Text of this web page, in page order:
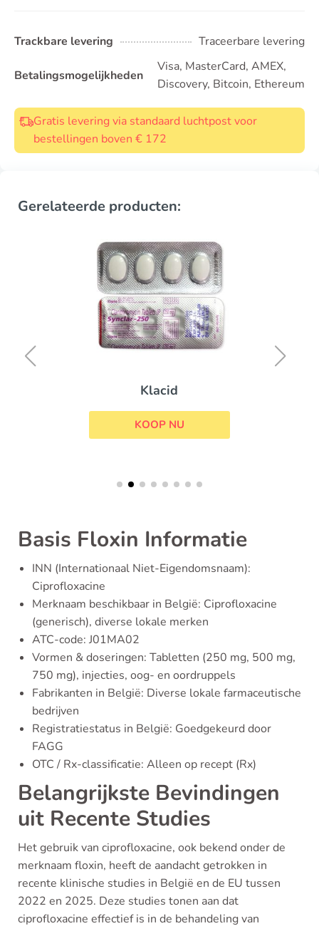
Trackbare levering Traceerbare levering
Betalingsmogelijkheden
Visa, MasterCard, AMEX,
Discovery, Bitcoin, Ethereum
Gratis levering via standaard luchtpost voor
bestellingen boven € 172
Gerelateerde producten:
Klacid
KOOP NU
Basis Floxin Informatie
INN (Internationaal Niet-Eigendomsnaam):
Ciprofloxacine
Merknaam beschikbaar in België: Ciprofloxacine
(generisch), diverse lokale merken
ATC-code: J01MA02
Vormen & doseringen: Tabletten (250 mg, 500 mg,
750 mg), injecties, oog- en oordruppels
Fabrikanten in België: Diverse lokale farmaceutische
bedrijven
Registratiestatus in België: Goedgekeurd door
FAGG
OTC / Rx-classificatie: Alleen op recept (Rx)
Belangrijkste Bevindingen
uit Recente Studies
Het gebruik van ciprofloxacine, ook bekend onder de
merknaam floxin, heeft de aandacht getrokken in
recente klinische studies in België en de EU tussen
2022 en 2025. Deze studies tonen aan dat
ciprofloxacine effectief is in de behandeling van